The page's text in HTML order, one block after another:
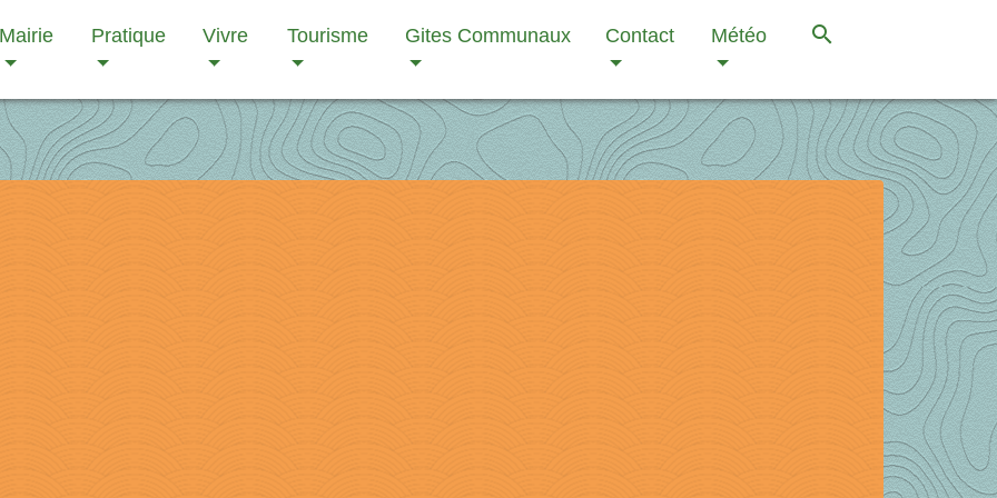
Mairie Pratique Vivre Tourisme Gites Communaux Contact Météo search